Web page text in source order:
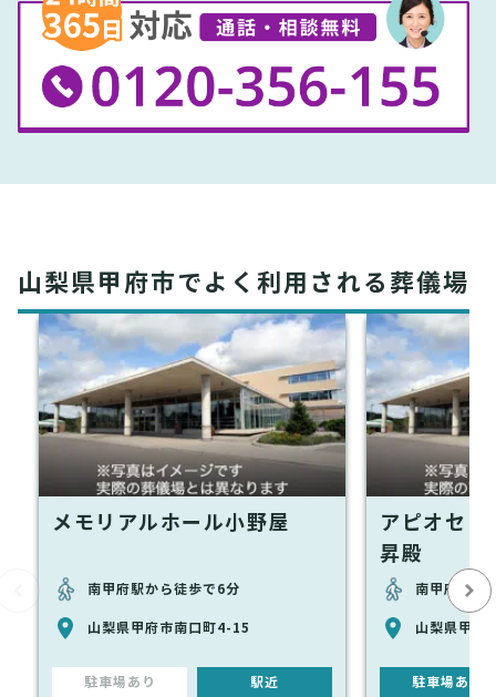
山梨県甲府市でよく利用される葬儀場
メモリアルホール小野屋
南甲府駅から徒歩で6分
山梨県甲府市南口町4-15
駐車場あり 駅近
アピオセレ
昇殿
南甲府駅か
山梨県甲府
駐車場あり